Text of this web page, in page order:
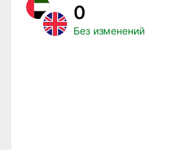
0
Без изменений